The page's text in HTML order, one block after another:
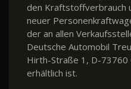
den Kraftstoffverbrauch
neuer
der an allen
Deutsche Automobil
Hirth-Straße 1, D-
erhältlich ist.